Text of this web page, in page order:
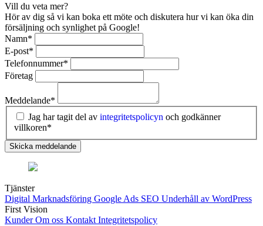
Vill du veta mer?
Hör av dig så vi kan boka ett möte och diskutera hur vi kan öka din
försäljning och synlighet på Google!
Namn*
E-post*
Telefonnummer*
Företag
Meddelande*
Jag har tagit del av integritetspolicyn och godkänner
villkoren*
Skicka meddelande
Tjänster
Digital Marknadsföring Google Ads SEO Underhåll av WordPress
First Vision
KunderOm oss Kontakt Integritetspolicy